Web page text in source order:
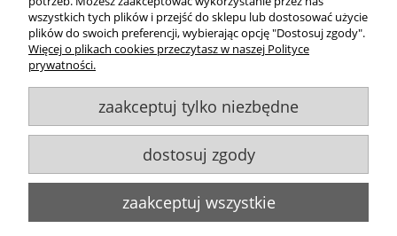
Posiada oznaczenie CE (zgodność z normami UE).
Producent
48161 Münster, Niemcy
Pomoc
Moje konto
Informacje
, ul. Kukuczki 20/24, 42-224 Częstochowa,
info@goldsun-lampy.pl
Biuro, magazyn, zwroty, odbiór osobisty:ul. Starzyńskiego 6, 42-224
Częstochowa
Wszelkie Prawa Zastrzeżone. ©
Goldsun
2011-2023
wszystkich tych plików i przejść do sklepu lub dostosować użycie
plików do swoich preferencji, wybierając opcję "Dostosuj zgody".
Więcej o plikach cookies przeczytasz w naszej Polityce
prywatności.
zaakceptuj tylko niezbędne
dostosuj zgody
zaakceptuj wszystkie